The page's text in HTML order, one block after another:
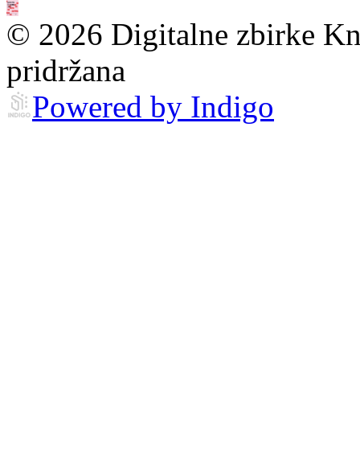
© 2026 Digitalne zbirke
pridržana
Powered by Indigo